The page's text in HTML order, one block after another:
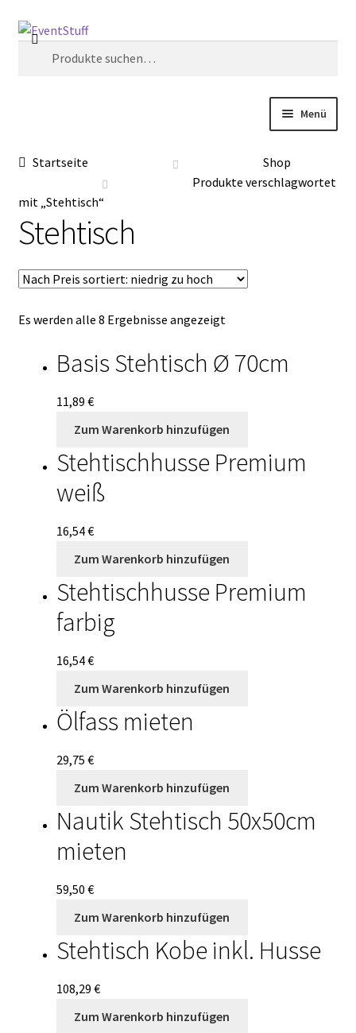
Zur
Navigation
Zum
Inhalt
Suche
Suche
Menü
Anfrage
Blog
Datenschutzbelehrung
Impressum
Mein Konto
Sample Page
Warenkorb
Widerrufsbelehrung
Startseite
Shop
Produkte verschlagwortet
mit „Stehtisch“
Stehtisch
Es werden alle 8 Ergebnisse angezeigt
Basis Stehtisch Ø 70cm
11,89 €
Zum Warenkorb hinzufügen
Stehtischhusse Premium
weiß
16,54€
Zum Warenkorb hinzufügen
Stehtischhusse Premium
farbig
16,54€
Zum Warenkorb hinzufügen
Ölfass mieten
29,75 €
Zum Warenkorb hinzufügen
Nautik Stehtisch 50x50cm
mieten
59,50 €
Zum Warenkorb hinzufügen
Stehtisch Kobe inkl. Husse
108,29 €
Zum Warenkorb hinzufügen